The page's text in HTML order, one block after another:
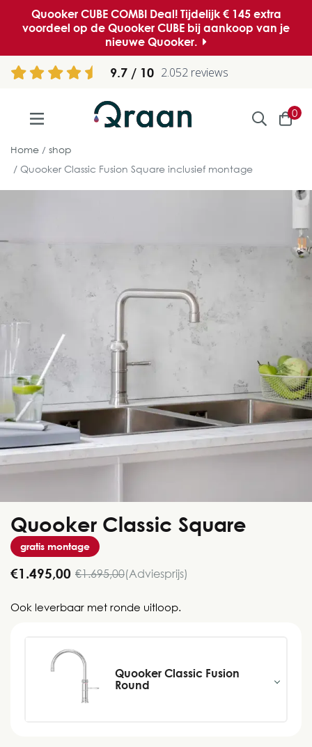
Quooker CUBE COMBI Deal! Tijdelijk € 145 extra
voordeel op de Quooker CUBE bij aankoop van je
nieuwe Quooker.
9.7 2.052 reviews
0
Home
shop
Quooker Classic Fusion Square inclusief montage
Quooker Classic Square
gratis montage
€1.495,00 €1.695,00(Adviesprijs)
Ook leverbaar met ronde uitloop.
Quooker Classic Fusion
Round